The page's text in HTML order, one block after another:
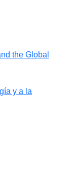
the Global
y a la